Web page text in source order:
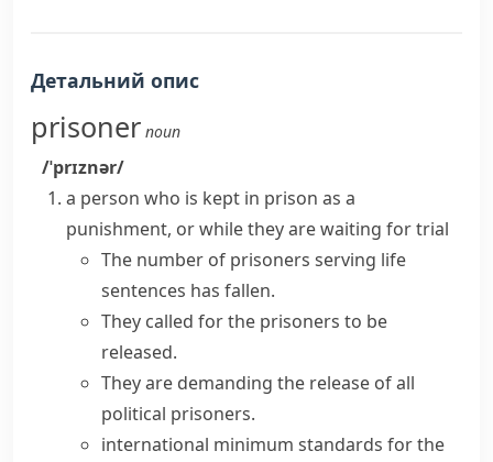
Детальний опис
prisoner noun
/ˈprɪznər/
a person who is kept in prison as a
punishment, or while they are waiting for trial
The number of prisoners serving life
sentences has fallen.
They called for the prisoners to be
released.
They are demanding the release of all
political prisoners.
international minimum standards for the